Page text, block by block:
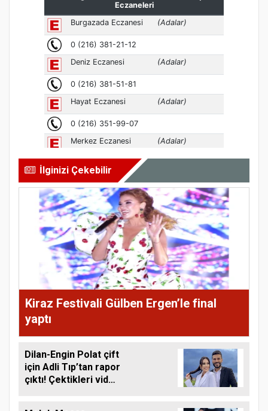
İlginizi Çekebilir
Kiraz Festivali Gülben Ergen’le final
yaptı
Dilan-Engin Polat çift
için Adli Tıp’tan rapor
çıktı! Çektikleri video